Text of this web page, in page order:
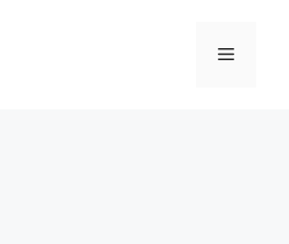
Menu